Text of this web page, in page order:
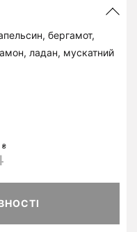
бергамот,
ладан, мускатний